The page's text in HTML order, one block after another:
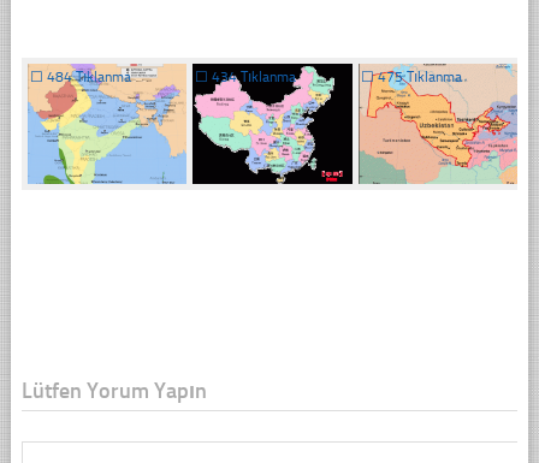
☐ 484 Tıklanma ☐434 Tıklanma ☐475 Tıklanma
Lütfen Yorum Yapın